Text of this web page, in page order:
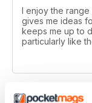
I enjoy the
gives me ideas
keeps me up to
particularly like